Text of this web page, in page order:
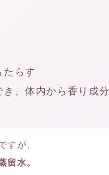
らす
、体内から香り成分
すが、
留水。